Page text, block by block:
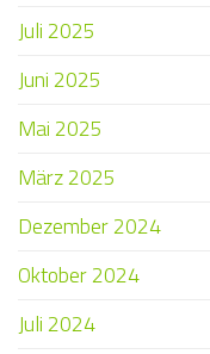
Juli 2025
Juni 2025
Mai 2025
März 2025
Dezember 2024
Oktober 2024
Juli 2024